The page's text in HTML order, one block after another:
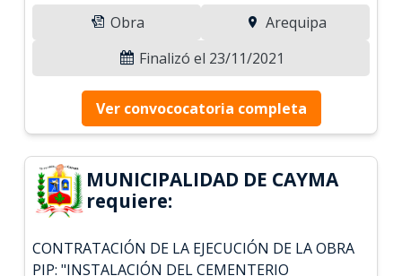
Obra
Arequipa
Finalizó el 23/11/2021
Ver convococatoria completa
MUNICIPALIDAD DE CAYMA
requiere:
CONTRATACIÓN DE LA EJECUCIÓN DE LA OBRA
PIP: "INSTALACIÓN DEL CEMENTERIO